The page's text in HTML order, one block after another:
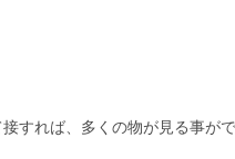
すれば、多くの物が見る事がで